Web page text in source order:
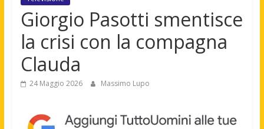
Giorgio Pasotti smentisce
la crisi con la compagna
Clauda
24 Maggio 2026 Massimo Lupo